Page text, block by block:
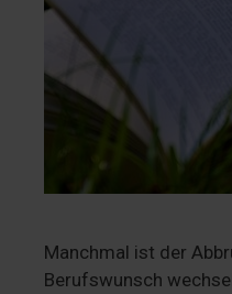
Manchmal ist der
Berufswunsch